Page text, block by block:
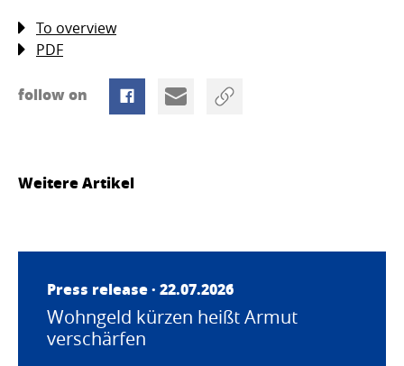
To overview
PDF
follow on
Weitere Artikel
Press release · 22.07.2026
Wohngeld kürzen heißt Armut
verschärfen